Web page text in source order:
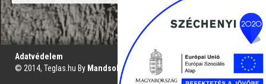
';
Adatvédelem
© 2014, Teglas.hu By Mandsol.com